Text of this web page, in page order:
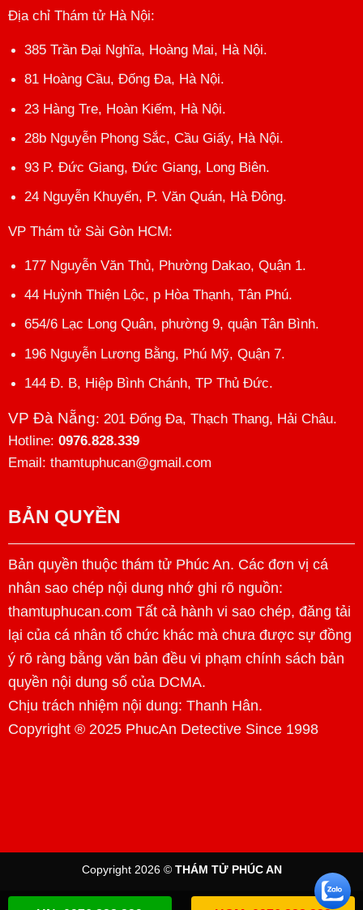
Địa chỉ Thám tử Hà Nội:
385 Trần Đại Nghĩa, Hoàng Mai, Hà Nội.
81 Hoàng Cầu, Đống Đa, Hà Nội.
23 Hàng Tre, Hoàn Kiếm, Hà Nội.
28b Nguyễn Phong Sắc, Cầu Giấy, Hà Nội.
93 P. Đức Giang, Đức Giang, Long Biên.
24 Nguyễn Khuyến, P. Văn Quán, Hà Đông.
VP Thám tử Sài Gòn HCM:
177 Nguyễn Văn Thủ, Phường Dakao, Quận 1.
44 Huỳnh Thiện Lộc, p Hòa Thạnh, Tân Phú.
654/6 Lạc Long Quân, phường 9, quận Tân Bình.
196 Nguyễn Lương Bằng, Phú Mỹ, Quận 7.
144 Đ. B, Hiệp Bình Chánh, TP Thủ Đức.
VP Đà Nẵng: 201 Đống Đa, Thạch Thang, Hải Châu.
Hotline: 0976.828.339
Email: thamtuphucan@gmail.com
BẢN QUYỀN
Bản quyền thuộc thám tử Phúc An. Các đơn vị cá
nhân sao chép nội dung nhớ ghi rõ nguồn:
thamtuphucan.com Tất cả hành vi sao chép, đăng tải
lại của cá nhân tổ chức khác mà chưa được sự đồng
ý rõ ràng bằng văn bản đều vi phạm chính sách bản
quyền nội dung số của DCMA.
Chịu trách nhiệm nội dung: Thanh Hân.
Copyright ® 2025 PhucAn Detective Since 1998
Copyright 2026 © THÁM TỬ PHÚC AN